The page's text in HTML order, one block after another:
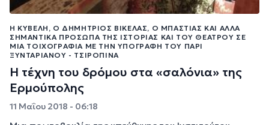
Η ΚΥΒΈΛΗ, Ο ΔΗΜΉΤΡΙΟΣ ΒΙΚΈΛΑΣ, Ο ΜΠΑΣΤΙΆΣ ΚΑΙ ΆΛΛΑ
ΣΗΜΑΝΤΙΚΆ ΠΡΌΣΩΠΑ ΤΗΣ ΙΣΤΟΡΊΑΣ ΚΑΙ ΤΟΥ ΘΕΆΤΡΟΥ ΣΕ
ΜΙΑ ΤΟΙΧΟΓΡΑΦΊΑ ΜΕ ΤΗΝ ΥΠΟΓΡΑΦΉ ΤΟΥ ΠΆΡΙ
ΞΥΝΤΑΡΙΑΝΟΎ - ΤΣΙΡΟΠΙΝΆ
Η τέχνη του δρόμου στα «σαλόνια» της
Ερμούπολης
11 Μαΐου 2018 - 06:18